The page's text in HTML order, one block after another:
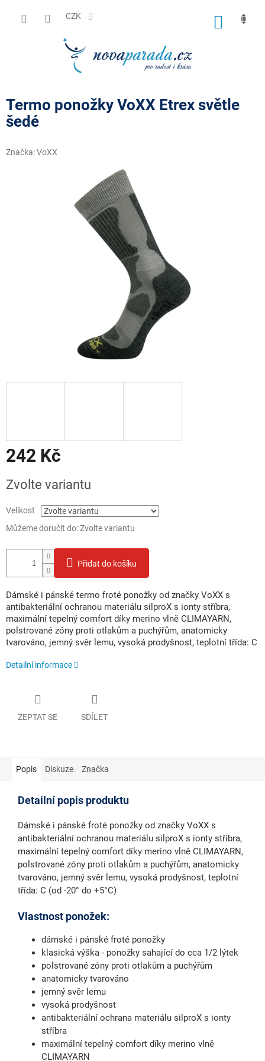
CZK
Termo ponožky VoXX Etrex světle
šedé
Značka:VoXX
242 Kč
cena:
Zvolte variantu
Velikost
Můžeme doručit do:Zvolte variantu
Přidat do košíku
Dámské i pánské termo froté ponožky od značky VoXX s
antibakteriální ochranou materiálu silproX s ionty stříbra,
maximální tepelný comfort díky merino vlně CLIMAYARN,
polstrované zóny proti otlakům a puchýřům, anatomicky
tvarováno, jemný svěr lemu, vysoká prodyšnost, teplotní třída: C
Detailní informace
ZEPTAT SE SDÍLET
Popis Diskuze Značka
Detailní popis produktu
Dámské i pánské froté ponožky od značky VoXX s
antibakteriální ochranou materiálu silproX s ionty stříbra,
maximální tepelný comfort díky merino vlně CLIMAYARN,
polstrované zóny proti otlakům a puchýřům, anatomicky
tvarováno, jemný svěr lemu, vysoká prodyšnost, teplotní
třída: C (od -20° do +5°C)
Vlastnost ponožek:
dámské i pánské froté ponožky
klasická výška - ponožky sahající do cca 1/2 lýtek
polstrované zóny proti otlakům a puchýřům
anatomicky tvarováno
jemný svěr lemu
vysoká prodyšnost
antibakteriální ochrana materiálu silproX s ionty
stříbra
maximální tepelný comfort díky merino vlně
CLIMAYARN